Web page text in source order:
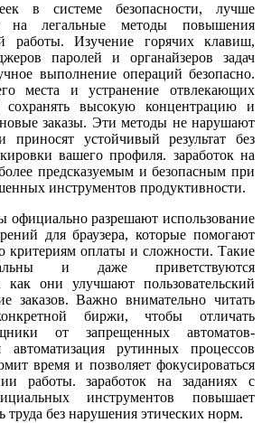
в системе безопасности, лучше
на легальные методы повышения
работы. Изучение горячих клавиш,
паролей и органайзеров задач
выполнение операций безопасно.
места и устранение отвлекающих
сохранять высокую концентрацию и
заказы. Эти методы не нарушают
устойчивый результат без
вашего профиля. заработок на
предсказуемым и безопасным при
инструментов продуктивности.
официально разрешают использование
для браузера, которые помогают
критериям оплаты и сложности. Такие
и даже приветствуются
как они улучшают пользовательский
заказов. Важно внимательно читать
биржи, чтобы отличать
от запрещенных автоматов-
автоматизация рутинных процессов
время и позволяет фокусироваться
работы. заработок на заданиях с
инструментов повышает
без нарушения этических норм.